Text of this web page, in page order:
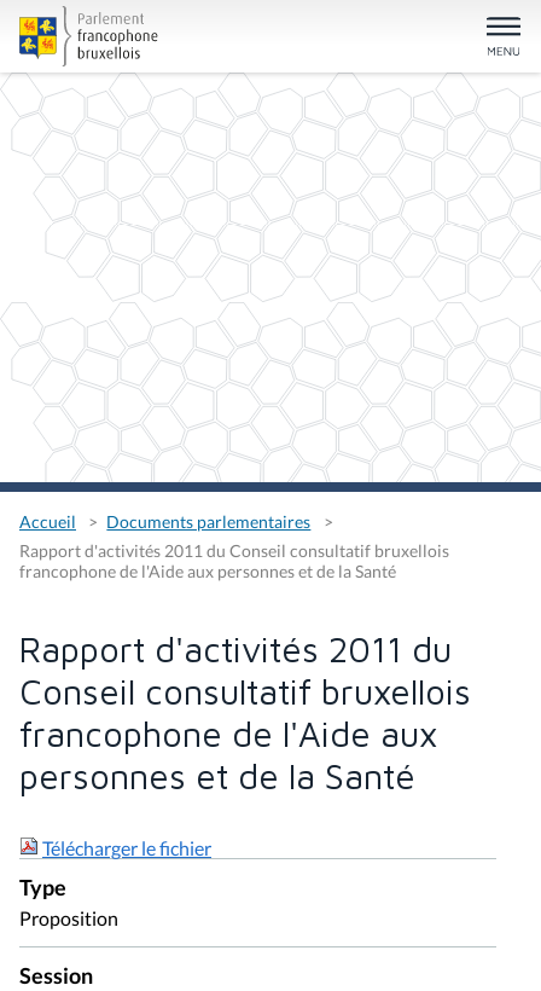
Accueil
Documents parlementaires
Rapport d'activités 2011 du Conseil consultatif bruxellois
francophone de l'Aide aux personnes et de la Santé
Rapport d'activités 2011 du
Conseil consultatif bruxellois
francophone de l'Aide aux
personnes et de la Santé
Télécharger le fichier
Type
Proposition
Session